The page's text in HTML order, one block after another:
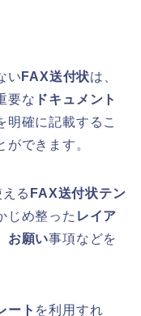
い FAX送付状は、
要な ドキュメント
明確に記載するこ
できます。
る FAX送付状テン
じめ整った レイア
お願い事項などを
ート を利用すれ